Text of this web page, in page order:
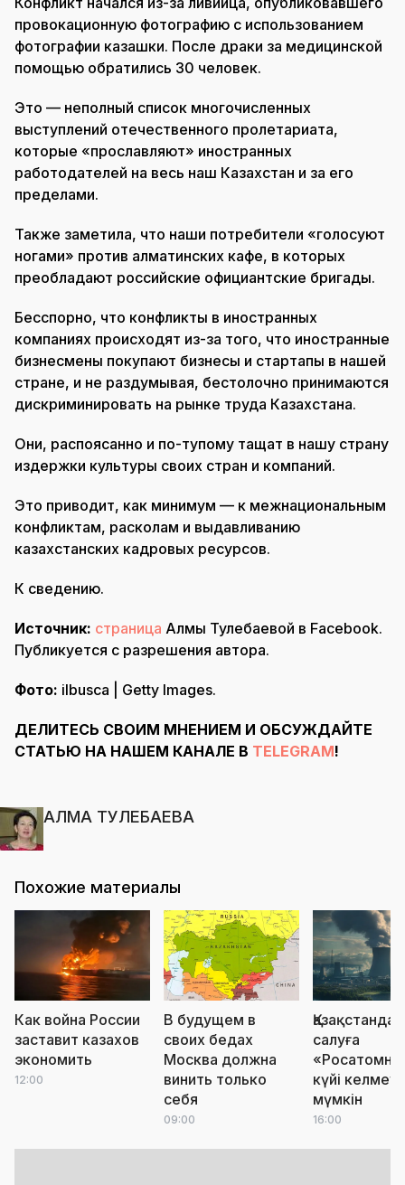
провокационную фотографию с использованием
фотографии казашки. После драки за медицинской
помощью обратились 30 человек.
Это — неполный список многочисленных
выступлений отечественного пролетариата,
которые «прославляют» иностранных
работодателей на весь наш Казахстан и за его
пределами.
Также заметила, что наши потребители «голосуют
ногами» против алматинских кафе, в которых
преобладают российские официантские бригады.
Бесспорно, что конфликты в иностранных
компаниях происходят из-за того, что иностранные
бизнесмены покупают бизнесы и стартапы в нашей
стране, и не раздумывая, бестолочно принимаются
дискриминировать на рынке труда Казахстана.
Они, распоясанно и по-тупому тащат в нашу страну
издержки культуры своих стран и компаний.
Это приводит, как минимум — к межнациональным
конфликтам, расколам и выдавливанию
казахстанских кадровых ресурсов.
К сведению.
Источник: страница Алмы Тулебаевой в Facebook.
Публикуется с разрешения автора.
Фото: ilbusca | Getty Images.
ДЕЛИТЕСЬ СВОИМ МНЕНИЕМ И ОБСУЖДАЙТЕ
СТАТЬЮ НА НАШЕМ КАНАЛЕ В TELEGRAM!
АЛМА ТУЛЕБАЕВА
Похожие материалы
Как война России
заставит казахов
экономить
12:00
В будущем в
своих бедах
Москва должна
винить только
себя
09:00
салуға
күйі келмеуі
мүмкін
16:00